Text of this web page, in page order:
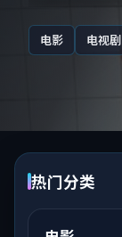
电影 电视剧
热门分类